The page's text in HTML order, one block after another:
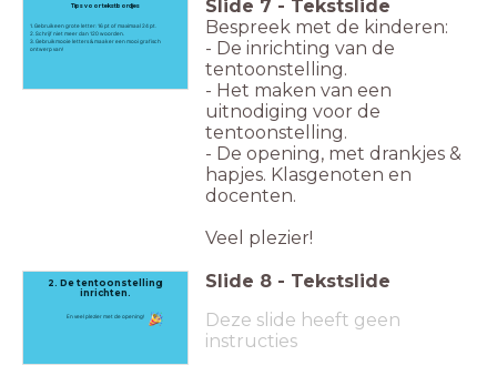
Tips voor tekstbordjes
1. Gebruik een grote letter: 16 pt of maximaal 24 pt.
2. Schrijf niet meer dan 120 woorden.
3. Gebruik mooie letters & maak er een mooi grafisch
ontwerp van!
Slide 7 - Tekstslide
Bespreek met de kinderen:
- De inrichting van de
tentoonstelling.
- Het maken van een
uitnodiging voor de
tentoonstelling.
- De opening, met drankjes &
hapjes. Klasgenoten en
docenten.
Veel plezier!
2. De tentoonstelling
inrichten.
En veel plezier met de opening!
Slide 8 - Tekstslide
Deze slide heeft geen
instructies